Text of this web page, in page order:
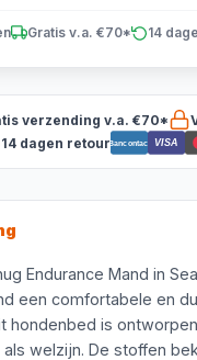
Gratis v.a. €70* 14
verzending v.a. €70*
14 dagen retourBancontact VISA
Endurance Mand in
een comfortabele en
hondenbed is
welzijn. De stoffen